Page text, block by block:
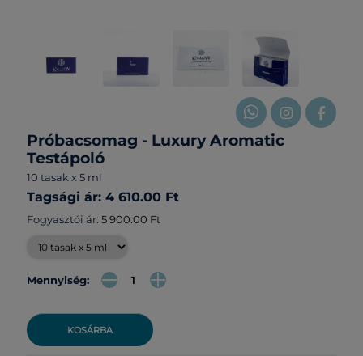
Próbacsomag - Luxury Aromatic
Testápoló
10 tasak x 5 ml
Tagsági ár: 4 610.00 Ft
Fogyasztói ár: 5 900.00 Ft
Mennyiség:
KOSÁRBA